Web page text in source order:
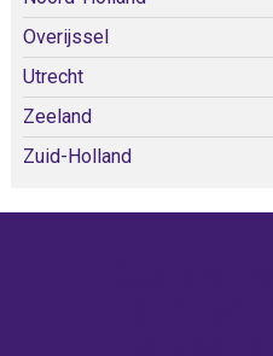
Overijssel
Utrecht
Zeeland
Zuid-Holland